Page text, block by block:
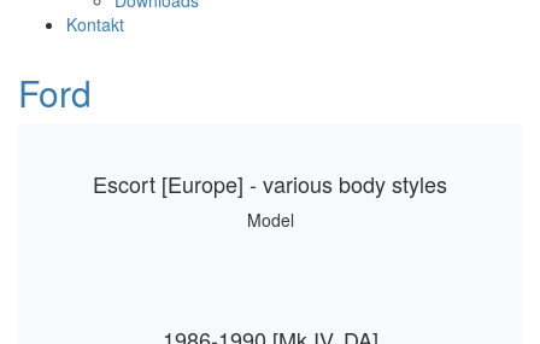
Kontakt
Ford
Escort [Europe] - various body styles
Model